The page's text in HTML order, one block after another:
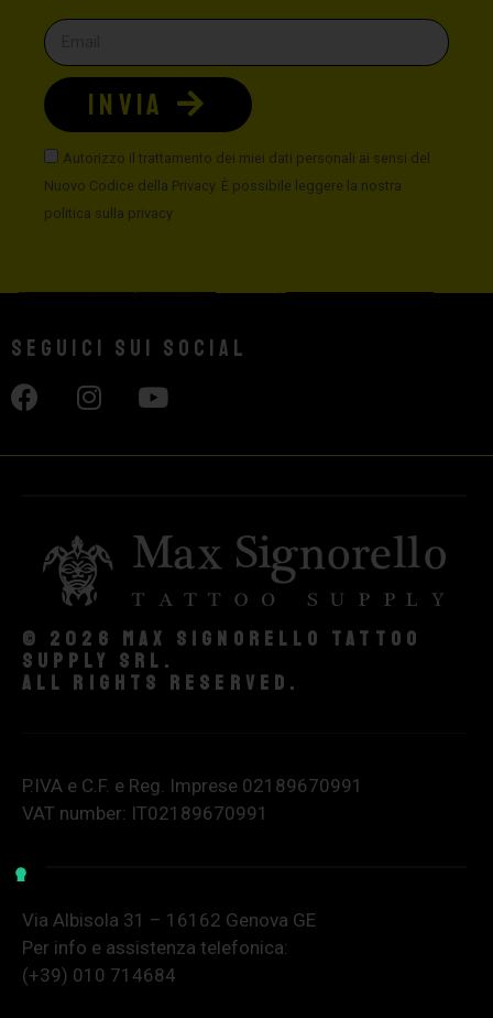
Autorizzo il trattamento dei miei dati personali ai sensi del
Nuovo Codice della Privacy. È possibile leggere la nostra
politica sulla privacy
INVIA
Seguici sui social
© 2026 Max Signorello Tattoo
supply srl.
All rights reserved.
P.IVA e C.F. e Reg. Imprese 02189670991
VAT number: IT02189670991
Via Albisola 31 – 16162 Genova GE
Per info e assistenza telefonica:
(+39) 010 714684